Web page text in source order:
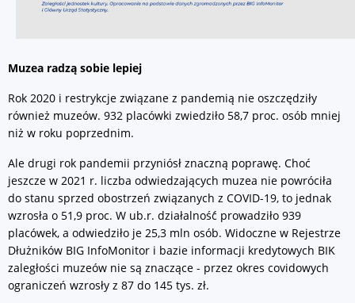
Muzea radzą sobie lepiej
Rok 2020 i restrykcje związane z pandemią nie oszczędziły
również muzeów. 932 placówki zwiedziło 58,7 proc. osób mniej
niż w roku poprzednim.
Ale drugi rok pandemii przyniósł znaczną poprawę. Choć
jeszcze w 2021 r. liczba odwiedzających muzea nie powróciła
do stanu sprzed obostrzeń związanych z COVID-19, to jednak
wzrosła o 51,9 proc. W ub.r. działalność́ prowadziło 939
placówek, a odwiedziło je 25,3 mln osób. Widoczne w Rejestrze
Dłużników BIG InfoMonitor i bazie informacji kredytowych BIK
zaległości muzeów nie są znaczące - przez okres covidowych
ograniczeń wzrosły z 87 do 145 tys. zł.